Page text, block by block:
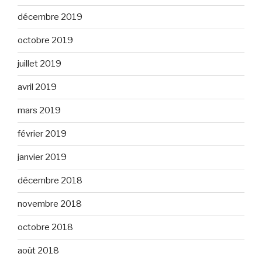
décembre 2019
octobre 2019
juillet 2019
avril 2019
mars 2019
février 2019
janvier 2019
décembre 2018
novembre 2018
octobre 2018
août 2018